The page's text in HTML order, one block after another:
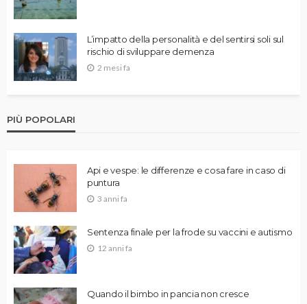
L’impatto della personalità e del sentirsi soli sul
rischio di sviluppare demenza
2 mesi fa
PIÙ POPOLARI
Api e vespe: le differenze e cosa fare in caso di
puntura
3 anni fa
Sentenza finale per la frode su vaccini e autismo
12 anni fa
Quando il bimbo in pancia non cresce